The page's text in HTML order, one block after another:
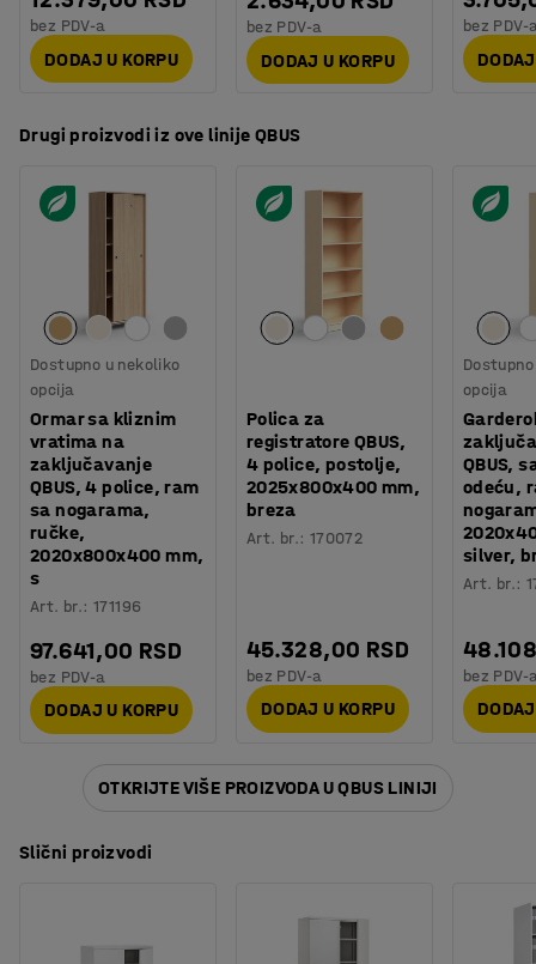
savršena za nameštaj koji se koristi svakodnevno.
Da li treba da proširite svoje skladište?
meri kako bi se uklopio i, zahvaljujući modularnom
konceptu, možete lako da dodate u svoje skladište po
potrebi. Sve za efikasan radni dan!
bez PDV-a
DODAJ U KORPU
bez PDV-a
DODAJ U KORPU
bez PDV-
Drugi proizvodi iz ove linije QBUS
Dostupno u nekoliko
opcija
Ormar sa kliznim
vratima na
zaključavanje
QBUS, 4 police, ram
sa nogarama,
ručke,
2020x800x400 mm,
s
Art. br.:171196
97.641,00 RSD
bez PDV-a
DODAJ U KORPU
Polica za
registratore QBUS,
4 police, postolje,
2025x800x400 mm,
breza
Art. br.: 170072
45.328,00 RSD
bez PDV-a
DODAJ U KORPU
opcija
QBUS,
odeću,
silver,
Art. br.:
bez PDV-
OTKRIJTE VIŠE PROIZVODA U QBUS LINIJI
Slični proizvodi